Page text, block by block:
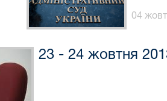
04
23 - 24 жовтня